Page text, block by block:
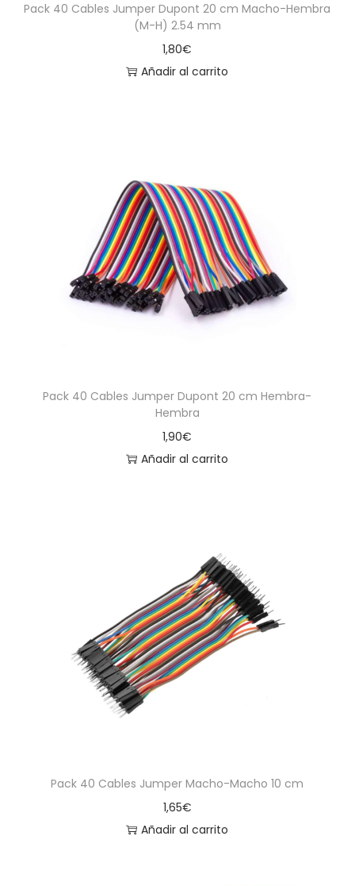
Pack 40 Cables Jumper Dupont 20 cm Macho-Hembra
(M-H) 2.54 mm
1,80€
Añadir al carrito
Pack 40 Cables Jumper Dupont 20 cm Hembra-
Hembra
1,90€
Añadir al carrito
Pack 40 Cables Jumper Macho-Macho 10 cm
1,65€
Añadir al carrito